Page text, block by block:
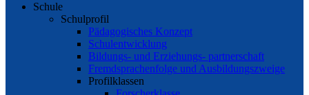
Schule
Schulprofil
Pädagogisches Konzept
Schulentwicklung
Bildungs- und Erziehungs- partnerschaft
Fremdsprachenfolge und Ausbildungszweige
Profilklassen